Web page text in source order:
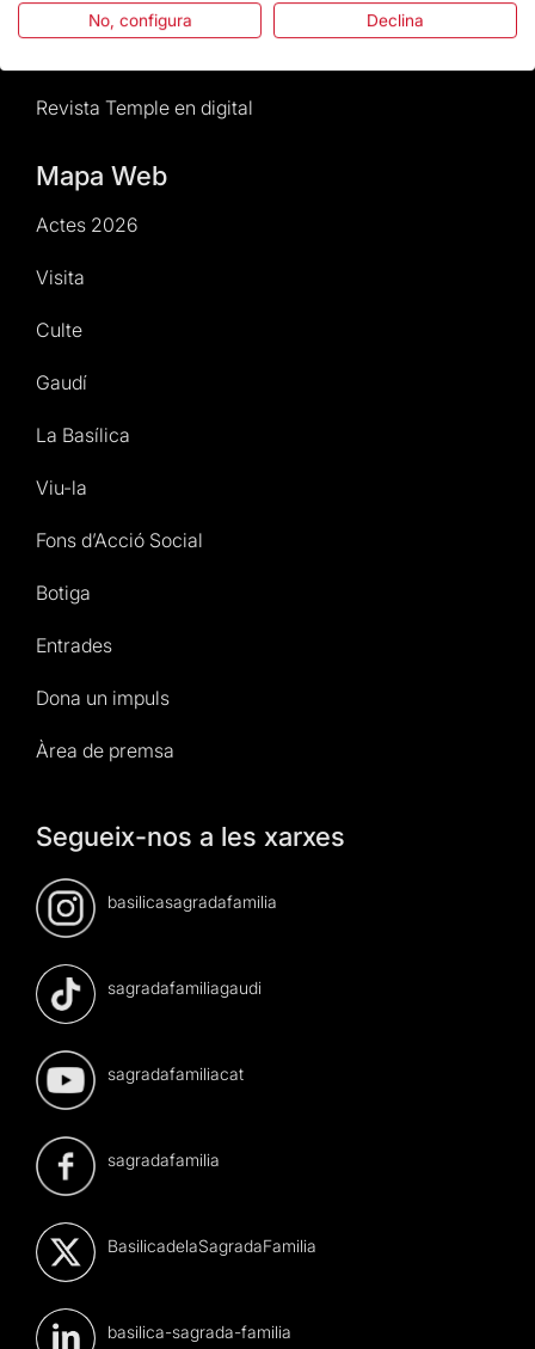
Revista Temple en digital
Mapa Web
Actes 2026
Visita
Culte
Gaudí
La Basílica
Viu-la
Fons d’Acció Social
Botiga
Entrades
Dona un impuls
Àrea de premsa
Segueix-nos a les xarxes
basilicasagradafamilia
sagradafamiliagaudi
sagradafamiliacat
sagradafamilia
BasilicadelaSagradaFamilia
basilica-sagrada-familia
No, configura Declina